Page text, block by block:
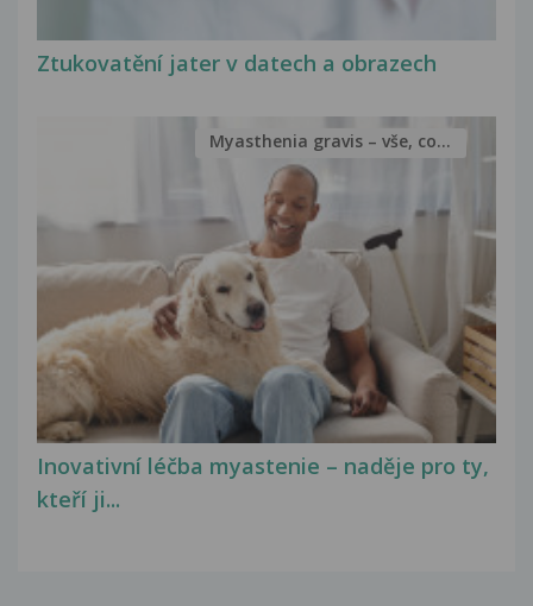
Ztukovatění jater v datech a obrazech
Inovativní léčba myastenie – naděje pro ty,
kteří ji...
Myasthenia gravis – vše, co...